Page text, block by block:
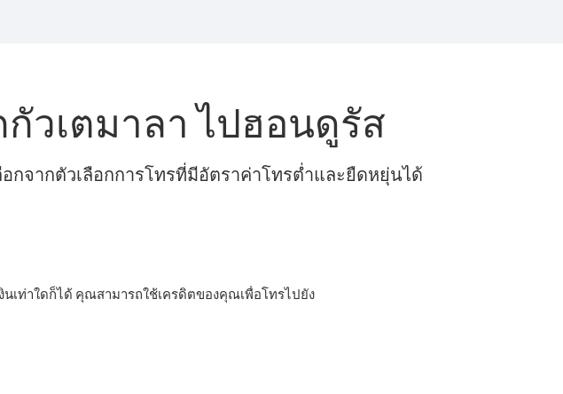
วเตมาลา ไปฮอนดูรัส
จากตัวเลือกการโทรที่มีอัตราค่าโทรต่ำและยืดหยุ่นได้
เท่าใดก็ได้ คุณสามารถใช้เครดิตของคุณเพื่อโทรไปยัง